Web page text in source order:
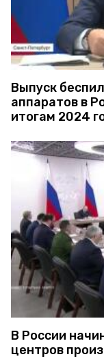
Выпуск
аппаратов в
итогам 2024
В России
центров